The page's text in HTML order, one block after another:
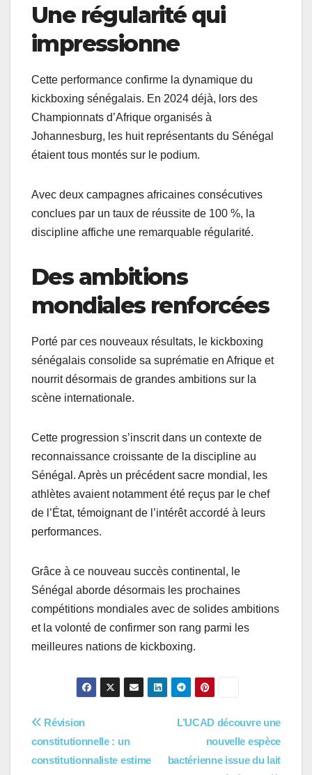
Une régularité qui
impressionne
Cette performance confirme la dynamique du
kickboxing sénégalais. En 2024 déjà, lors des
Championnats d’Afrique organisés à
Johannesburg, les huit représentants du Sénégal
étaient tous montés sur le podium.
Avec deux campagnes africaines consécutives
conclues par un taux de réussite de 100 %, la
discipline affiche une remarquable régularité.
Des ambitions
mondiales renforcées
Porté par ces nouveaux résultats, le kickboxing
sénégalais consolide sa suprématie en Afrique et
nourrit désormais de grandes ambitions sur la
scène internationale.
Cette progression s’inscrit dans un contexte de
reconnaissance croissante de la discipline au
Sénégal. Après un précédent sacre mondial, les
athlètes avaient notamment été reçus par le chef
de l’État, témoignant de l’intérêt accordé à leurs
performances.
Grâce à ce nouveau succès continental, le
Sénégal aborde désormais les prochaines
compétitions mondiales avec de solides ambitions
et la volonté de confirmer son rang parmi les
meilleures nations de kickboxing.
Navigation
de
L’UCAD découvre une
nouvelle espèce
bactérienne issue du lait
Révision
constitutionnelle : un
constitutionnaliste estime